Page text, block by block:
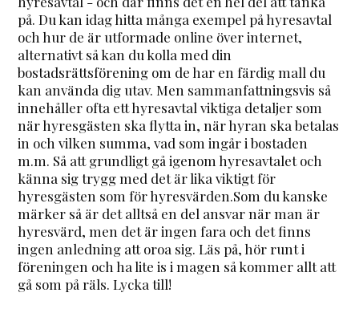
på. Du kan idag hitta många exempel på hyresavtal
och hur de är utformade online över internet,
alternativt så kan du kolla med din
bostadsrättsförening om de har en färdig mall du
kan använda dig utav. Men sammanfattningsvis så
innehåller ofta ett hyresavtal viktiga detaljer som
när hyresgästen ska flytta in, när hyran ska betalas
in och vilken summa, vad som ingår i bostaden
m.m. Så att grundligt gå igenom hyresavtalet och
känna sig trygg med det är lika viktigt för
hyresgästen som för hyresvärden.Som du kanske
märker så är det alltså en del ansvar när man är
hyresvärd, men det är ingen fara och det finns
ingen anledning att oroa sig. Läs på, hör runt i
föreningen och ha lite is i magen så kommer allt att
gå som på räls. Lycka till!